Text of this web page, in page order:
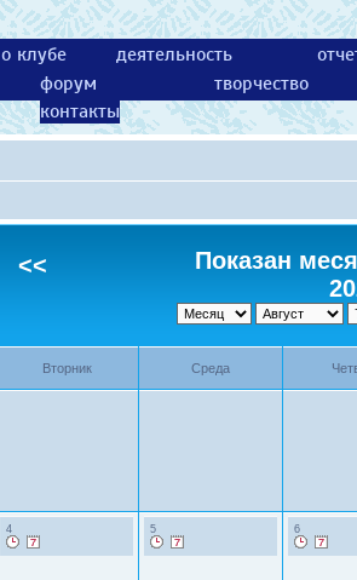
о клубе деятельность
форум
творчество
контакты
<<
Показан
Вторник Среда
4 5 6